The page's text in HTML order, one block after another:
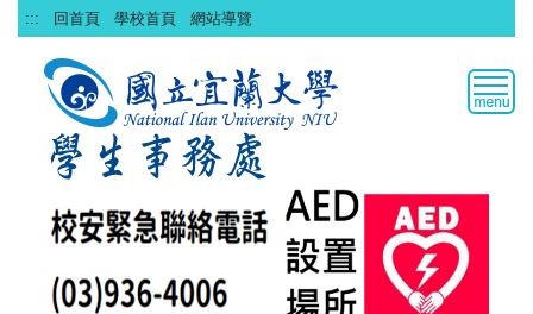
跳
到
::: 回首頁 學校首頁 網站導覽